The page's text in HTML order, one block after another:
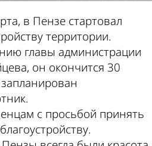
в Пензе стартовал
территории.
главы администрации
он окончится 30
с просьбой принять